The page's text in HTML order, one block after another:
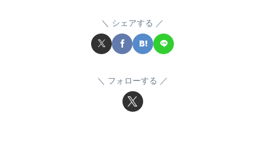
シェアする
フォローする